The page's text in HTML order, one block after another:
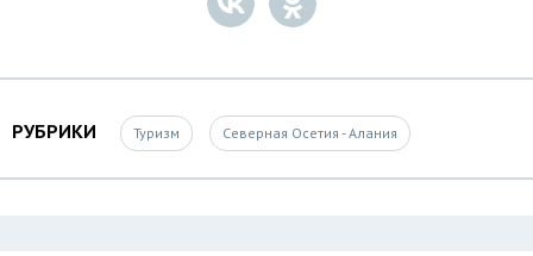
РУБРИКИ Туризм Северная Осетия - Алания